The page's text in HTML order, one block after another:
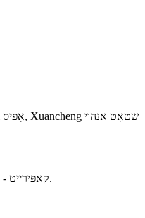
© קאַפּירייט - 2010-2021: אַלע רעכטן רעזערווירט.